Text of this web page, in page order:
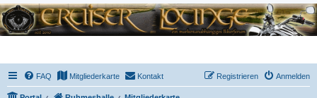
FAQ Mitgliederkarte Kontakt Anmelden
Registrieren